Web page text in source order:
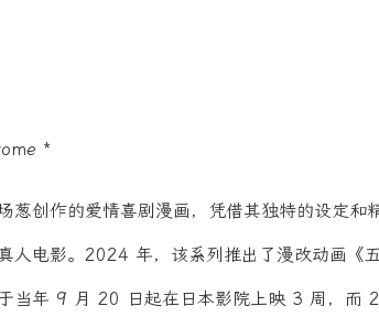
*
葱创作的爱情喜剧漫画，凭借其独特的设定和
人电影。2024 年，该系列推出了漫改动画《
当年 9 月 20 日起在日本影院上映 3 周，而